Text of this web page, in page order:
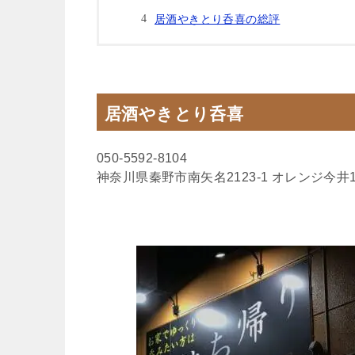
居酒やきとり呑喜の総評
居酒やきとり呑喜
050-5592-8104
神奈川県秦野市南矢名2123-1 オレンジ今井